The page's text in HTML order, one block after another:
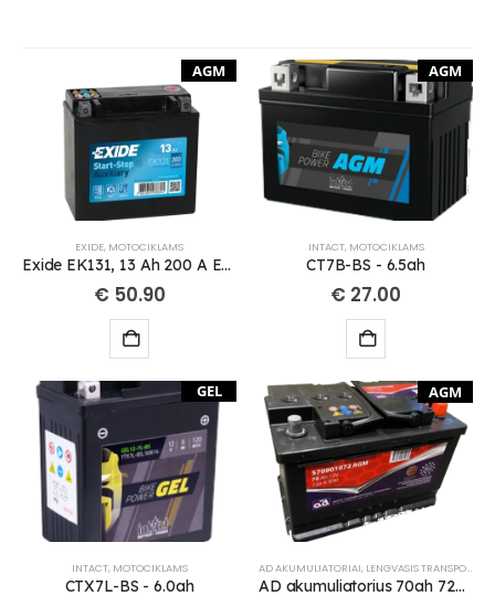
AGM
EXIDE, MOTOCIKLAMS
Exide EK131, 13 Ah 200 A EN 12V AGM
€ 50.90
AGM
INTACT, MOTOCIKLAMS
CT7B-BS - 6.5ah
€ 27.00
GEL
INTACT, MOTOCIKLAMS
CTX7L-BS - 6.0ah
AGM
AD AKUMULIATORIAI LENGVASIS TRANSPORTAS
AD akumuliatorius 70ah 720A 277x174x190mm